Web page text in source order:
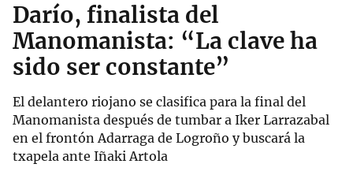
Darío, finalista del
Manomanista: “La clave ha
sido ser constante”
El delantero riojano se clasifica para la final del
Manomanista después de tumbar a Iker Larrazabal
en el frontón Adarraga de Logroño y buscará la
txapela ante Iñaki Artola